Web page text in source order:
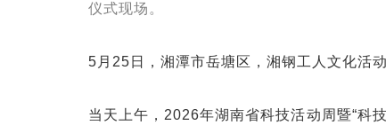
仪式现场。
5月25日，湘潭市岳塘区，湘钢工人文化活动
当天上午，2026年湖南省科技活动周暨“科